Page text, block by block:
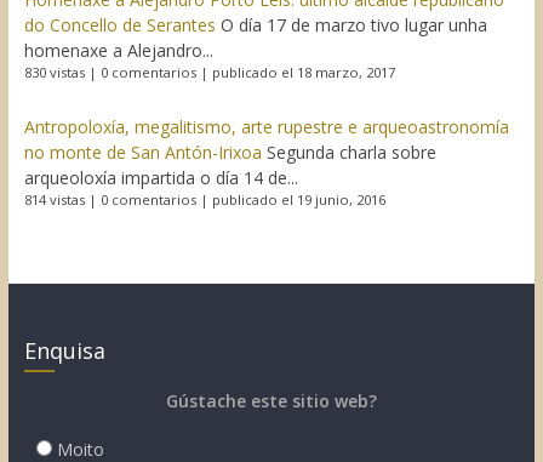
do Concello de Serantes O día 17 de marzo tivo lugar unha
homenaxe a Alejandro...
830 vistas| 0 comentarios| publicado el 18 marzo, 2017
Antropoloxía, megalitismo, arte rupestre e arqueoastronomía
no monte de San Antón-Irixoa Segunda charla sobre
arqueoloxía impartida o día 14 de...
814 vistas| 0 comentarios| publicado el 19 junio, 2016
Enquisa
Gústache este sitio web?
Moito